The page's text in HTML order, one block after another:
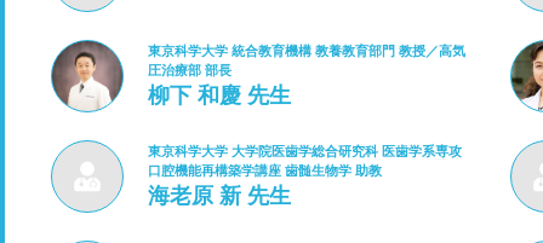
東京科学大学 統合教育機構 教養教育部門 教授／高気
圧治療部 部長
柳下 和慶 先生
東京科学大学 大学院医歯学総合研究科 医歯学系専攻
口腔機能再構築学講座 歯髄生物学 助教
海老原 新 先生